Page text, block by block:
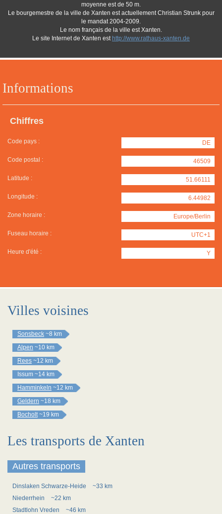
Informations
Chiffres
Code pays : DE
Code postal : 46509
Latitude : 51.66111
Longitude : 6.44982
Zone horaire : Europe/Berlin
Fuseau horaire : UTC+1
Heure d'été : Y
moyenne est de 50 m.
Le bourgemestre de la ville de Xanten est actuellement Christian Strunk pour
le mandat 2004-2009.
Le nom français de la ville est Xanten.
Le site Internet de Xanten est http://www.rathaus-xanten.de
Villes voisines
Sonsbeck ~8 km
Alpen ~10 km
Rees ~12 km
Issum ~14 km
Hamminkeln ~12 km
Geldern ~18 km
Bocholt ~19 km
Les transports de Xanten
Autres transports
Dinslaken Schwarze-Heide
~33 km
Niederrhein
~22 km
Stadtlohn Vreden
~46 km